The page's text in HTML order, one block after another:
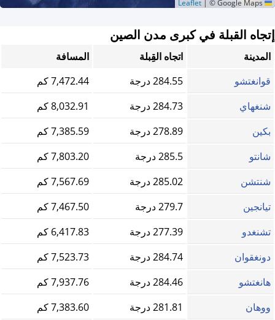
© Google Maps
إتجاه القبلة في كبرى مدن الصين
المدينة اتجاه القِبلة
المسافة
قوانغتشو
284.55 درجة
7,472.44 كم
شنغهاي
284.73 درجة
8,032.91 كم
بكين
278.89 درجة
7,385.59 كم
شانتو
285.5 درجة
7,803.20 كم
شنتشن
285.02 درجة
7,567.69 كم
تيانجين
279.7 درجة
7,467.50 كم
تشنغدو
277.39 درجة
6,417.83 كم
دونغقوان
284.74 درجة
7,523.73 كم
هانغتشو
284.46 درجة
7,937.76 كم
ووهان
281.81 درجة
7,383.60 كم